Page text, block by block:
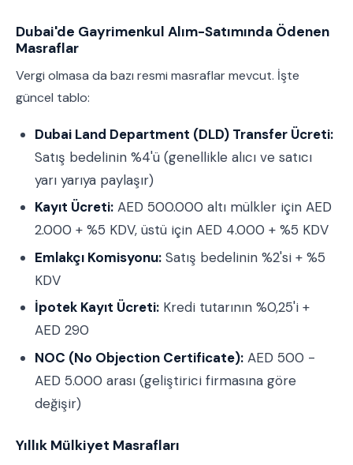
Dubai'de Gayrimenkul Alım-Satımında Ödenen
Masraflar
Vergi olmasa da bazı resmi masraflar mevcut. İşte
güncel tablo:
Dubai Land Department (DLD) Transfer Ücreti:
Satış bedelinin %4'ü (genellikle alıcı ve satıcı
yarı yarıya paylaşır)
Kayıt Ücreti: AED 500.000 altı mülkler için AED
2.000 + %5 KDV, üstü için AED 4.000 + %5 KDV
Emlakçı Komisyonu: Satış bedelinin %2'si + %5
KDV
İpotek Kayıt Ücreti: Kredi tutarının %0,25'i +
AED 290
NOC (No Objection Certificate): AED 500 -
AED 5.000 arası (geliştirici firmasına göre
değişir)
Yıllık Mülkiyet Masrafları